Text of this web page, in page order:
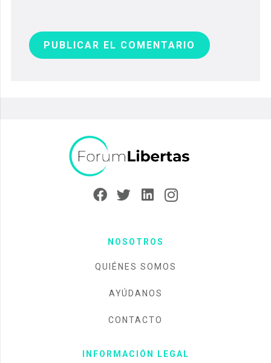
PUBLICAR EL COMENTARIO
NOSOTROS
QUIÉNES SOMOS
AYÚDANOS
CONTACTO
INFORMACIÓN LEGAL